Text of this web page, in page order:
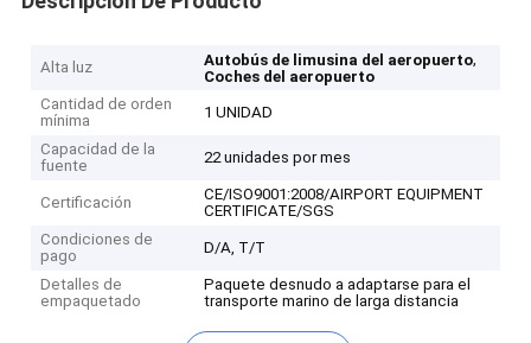
Alta luz Autobús de limusina del aeropuerto,
Coches del aeropuerto
Cantidad de orden
mínima
1 UNIDAD
Capacidad de la
fuente
22 unidades por mes
Certificación
CE/ISO9001:2008/AIRPORT EQUIPMENT
CERTIFICATE/SGS
Condiciones de
pago
D/A, T/T
Detalles de
empaquetado
Paquete desnudo a adaptarse para el
transporte marino de larga distancia